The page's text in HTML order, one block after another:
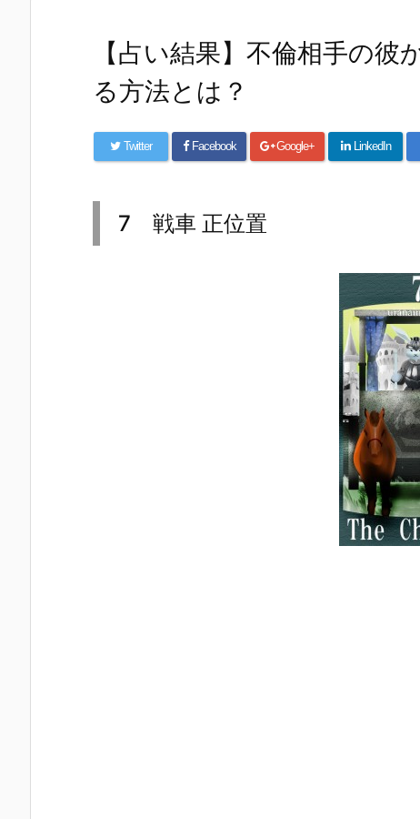
【占い結果】不倫相手の
る方法とは？
Twitter Facebook Google+ LinkedIn
7 戦車 正位置